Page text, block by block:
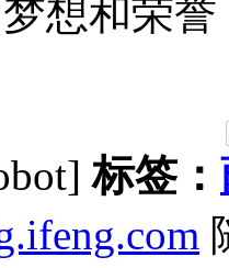
想和荣
标签：